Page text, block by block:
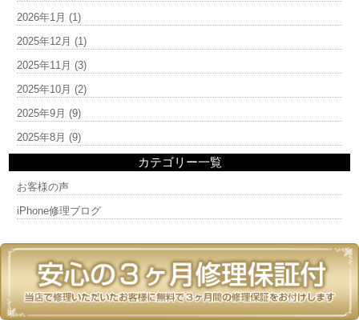
2026年1月 (1)
2025年12月 (1)
2025年11月 (3)
2025年10月 (2)
2025年9月 (9)
2025年8月 (9)
カテゴリー一覧
お客様の声
iPhone修理ブログ